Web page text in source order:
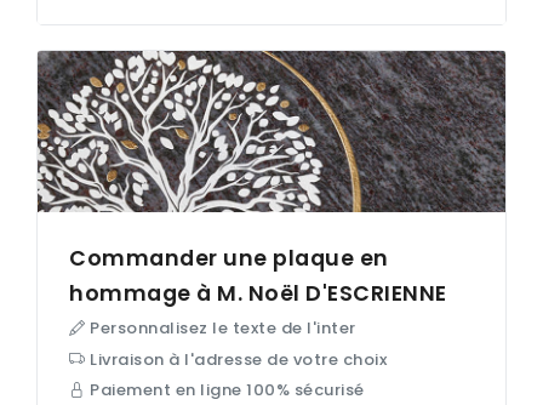
Commander une plaque en
hommage à M. Noël D'ESCRIENNE
Personnalisez le texte de l'inter
Livraison à l'adresse de votre choix
Paiement en ligne 100% sécurisé